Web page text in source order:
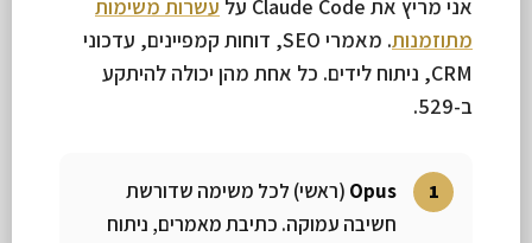
אני מריץ את Claude Code על
עשרות משימות
מתוזמנות
. מאמרי SEO, דוחות קמפיינים, עדכוני
CRM, ניתוח לידים. כל אחת מהן יכולה להיתקע
ב-529.
Opus (ראשי) לכל משימה שדורשת
חשיבה עמוקה. כתיבת מאמרים, ניתוח